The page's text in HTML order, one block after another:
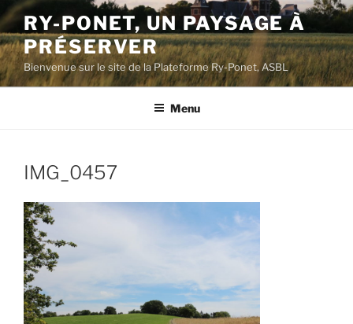
Aller
au
contenu
principal
RY-PONET, UN PAYSAGE À
PRÉSERVER
Bienvenue sur le site de la Plateforme Ry-Ponet, ASBL
Menu
IMG_0457